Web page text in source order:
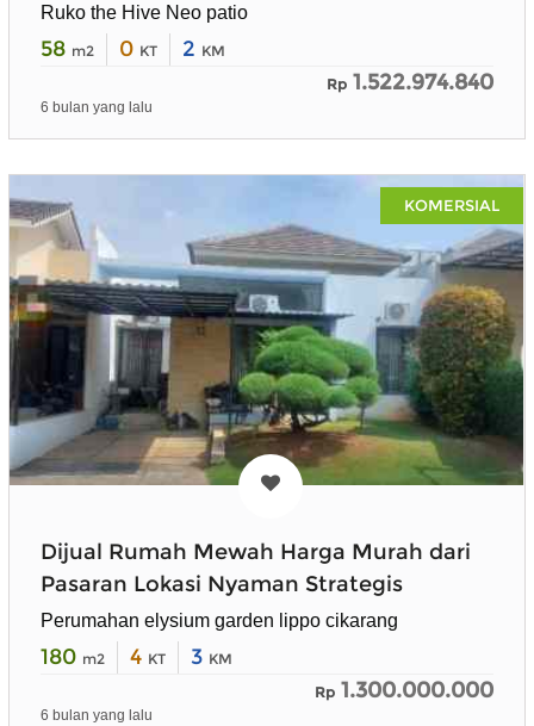
Ruko the Hive Neo patio
58 m2 0 KT 2 KM
Rp 1.522.974.840
6 bulan yang lalu
KOMERSIAL
Dijual Rumah Mewah Harga Murah dari
Pasaran Lokasi Nyaman Strategis
Perumahan elysium garden lippo cikarang
180 m2 4 KT 3 KM
Rp 1.300.000.000
6 bulan yang lalu